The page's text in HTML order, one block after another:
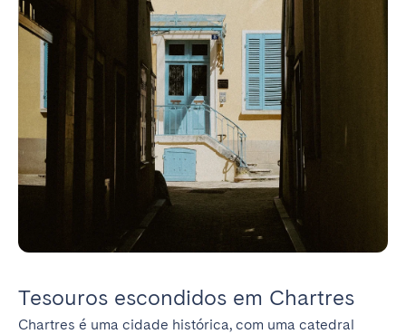
Tesouros escondidos em Chartres
Chartres é uma cidade histórica, com uma catedral